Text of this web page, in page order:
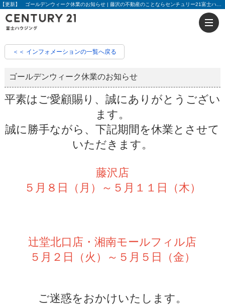
＜＜ インフォメーションの一覧へ戻る
ゴールデンウィーク休業のお知らせ
平素はご愛顧賜り、誠にありがとうござい
ます。
誠に勝手ながら、下記期間を休業とさせて
いただきます。
藤沢店
５月８日（月）～５月１１日（木）
辻堂北口店・湘南モールフィル店
５月２日（火）～５月５日（金）
ご迷惑をおかけいたします。